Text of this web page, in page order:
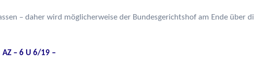
– daher wird möglicherweise der Bundesgerichtshof am Ende über
– 6 U 6/19 –